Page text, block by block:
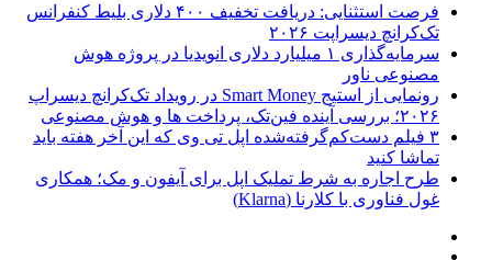
فرصت استثنایی: دریافت تخفیف ۴۰۰ دلاری بلیط کنفرانس
تک‌کرانچ دیسراپت ۲۰۲۶
سرمایه‌گذاری ۱ میلیارد دلاری انویدیا در پروژه هوش
مصنوعی ناور
رونمایی از استیج Smart Money در رویداد تک‌کرانچ دیسراپ
۲۰۲۶؛ بررسی آینده فین‌تک، پرداخت‌ ها و هوش مصنوعی
۳ فیلم دست‌کم‌گرفته‌شده اپل تی وی که این آخر هفته باید
تماشا کنید
طرح اجاره به شرط تملیک اپل برای آیفون و مک؛ همکاری
غول فناوری با کلارنا (Klarna)